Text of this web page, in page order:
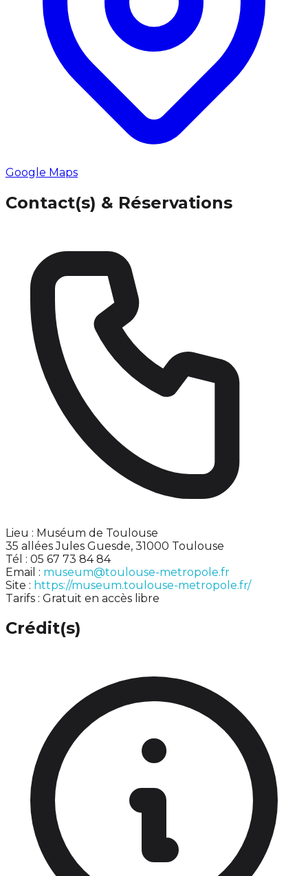
Google Maps
Contact(s) & Réservations
Lieu : Muséum de Toulouse
35 allées Jules Guesde, 31000 Toulouse
Tél : 05 67 73 84 84
Email : museum@toulouse-metropole.fr
Site : https://museum.toulouse-metropole.fr/
Tarifs : Gratuit en accès libre
Crédit(s)